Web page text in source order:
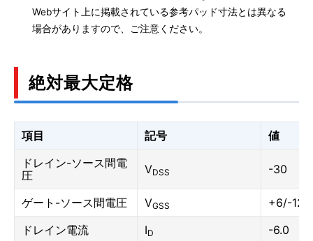
Webサイト上に掲載されている参考パッド寸法とは異なる
場合がありますので、ご注意ください。
絶対最大定格
項目 記号
値
ドレイン-ソース間電
圧
VDSS -30
ゲート-ソース間電圧 VGSS
+6/-12
ドレイン電流
ID
-6.0